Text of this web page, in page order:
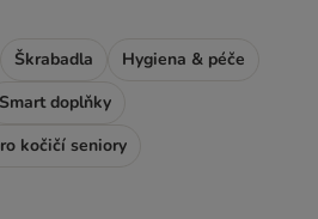
Škrabadla
Hygiena & péče
Smart doplňky
kočičí seniory